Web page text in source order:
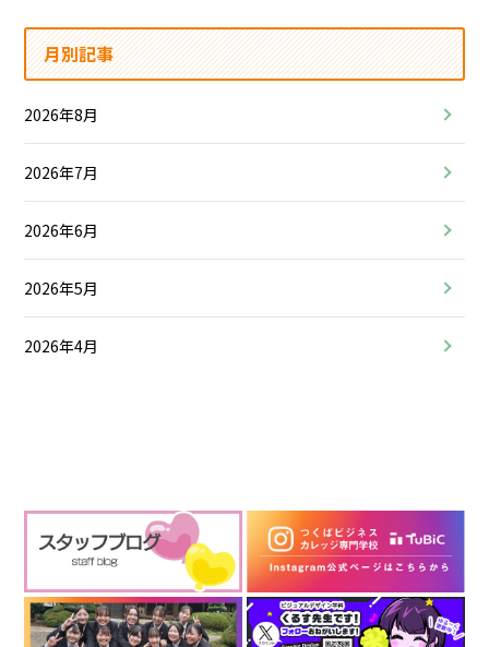
月別記事
2026年8月
2026年7月
2026年6月
2026年5月
2026年4月